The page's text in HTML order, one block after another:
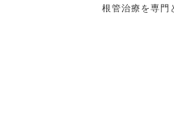
根管治療を専門